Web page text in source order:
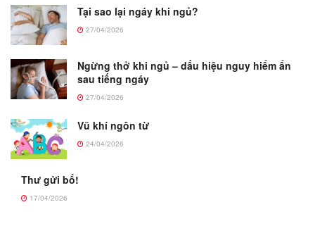
Tại sao lại ngáy khi ngủ?
27/04/2026
Ngừng thở khi ngủ – dấu hiệu nguy hiểm ẩn
sau tiếng ngáy
27/04/2026
Vũ khí ngôn từ
24/04/2026
Thư gửi bố!
17/04/2026